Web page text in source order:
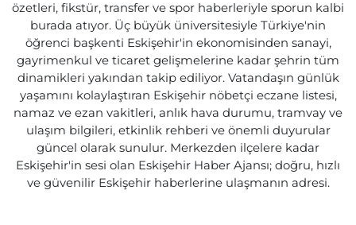
özetleri, fikstür, transfer ve spor haberleriyle sporun kalbi
burada atıyor. Üç büyük üniversitesiyle Türkiye'nin
öğrenci başkenti Eskişehir'in ekonomisinden sanayi,
gayrimenkul ve ticaret gelişmelerine kadar şehrin tüm
dinamikleri yakından takip ediliyor. Vatandaşın günlük
yaşamını kolaylaştıran Eskişehir nöbetçi eczane listesi,
namaz ve ezan vakitleri, anlık hava durumu, tramvay ve
ulaşım bilgileri, etkinlik rehberi ve önemli duyurular
güncel olarak sunulur. Merkezden ilçelere kadar
Eskişehir'in sesi olan Eskişehir Haber Ajansı; doğru, hızlı
ve güvenilir Eskişehir haberlerine ulaşmanın adresi.